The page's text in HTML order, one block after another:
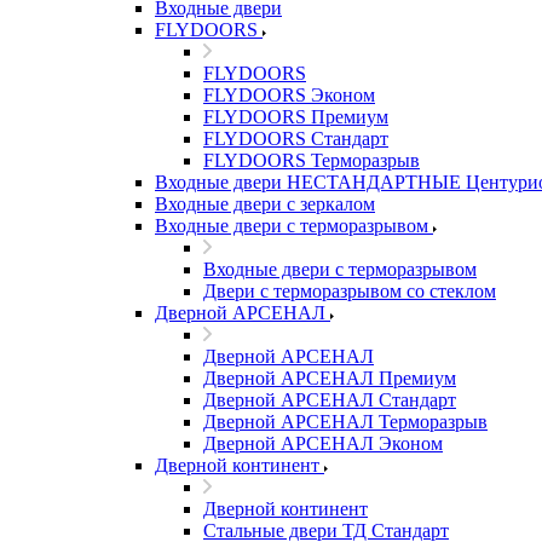
Входные двери
FLYDOORS
FLYDOORS
FLYDOORS Эконом
FLYDOORS Премиум
FLYDOORS Стандарт
FLYDOORS Терморазрыв
Входные двери НЕСТАНДАРТНЫЕ
Входные двери с зеркалом
Входные двери с терморазрывом
Входные двери с терморазрывом
Двери с терморазрывом со стеклом
Дверной АРСЕНАЛ
Дверной АРСЕНАЛ
Дверной АРСЕНАЛ Премиум
Дверной АРСЕНАЛ Стандарт
Дверной АРСЕНАЛ Терморазрыв
Дверной АРСЕНАЛ Эконом
Дверной континент
Дверной континент
Стальные двери ТД Стандарт